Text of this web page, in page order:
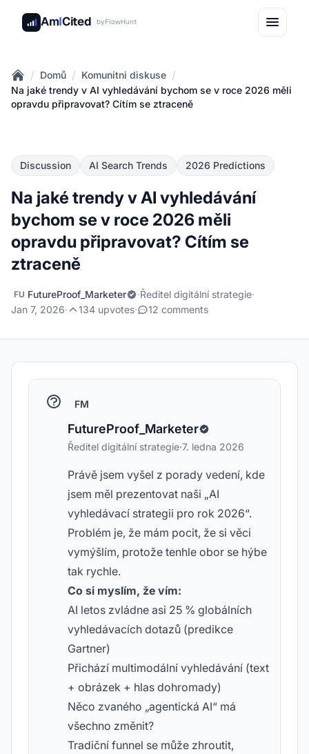
AmICited byFlowHunt
Home
/ Domů / Komunitni diskuse /
Na jaké trendy v AI vyhledávání bychom se v roce 2026 měli
opravdu připravovat? Cítím se ztraceně
Discussion AI Search Trends 2026 Predictions
Na jaké trendy v AI vyhledávání
bychom se v roce 2026 měli
opravdu připravovat? Cítím se
ztraceně
FU FutureProof_Marketer ·Ředitel digitální strategie·
Jan 7, 2026· 134 upvotes· 12 comments
FM
FutureProof_Marketer
Ředitel digitální strategie·7. ledna 2026
Právě jsem vyšel z porady vedení, kde
jsem měl prezentovat naši „AI
vyhledávací strategii pro rok 2026“.
Problém je, že mám pocit, že si věci
vymýšlím, protože tenhle obor se hýbe
tak rychle.
Co si myslím, že vím:
AI letos zvládne asi 25 % globálních
vyhledávacích dotazů (predikce
Gartner)
Přichází multimodální vyhledávání (text
+ obrázek + hlas dohromady)
Něco zvaného „agentická AI“ má
všechno změnit?
Tradiční funnel se může zhroutit,